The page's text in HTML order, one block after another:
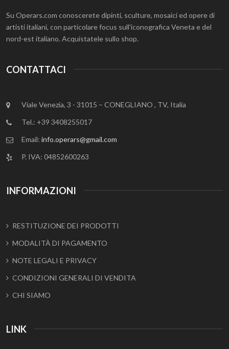
Su Operars.com conoscerete dipinti, sculture, mosaici ed opere di
artisti italiani, con particolare focus sull'iconografica Veneta e del
nord-est italiano. Acquistatele sullo shop.
CONTATTACI
Viale Venezia, 3 - 31015 – CONEGLIANO , TV, Italia
Tel.: +39 3408255017
Email: info.operars@gmail.com
P. IVA: 04852600263
INFORMAZIONI
RESTITUZIONE DEI PRODOTTI
MODALITÀ DI PAGAMENTO
NOTE LEGALI E PRIVACY
CONDIZIONI GENERALI DI VENDITA
CHI SIAMO
LINK